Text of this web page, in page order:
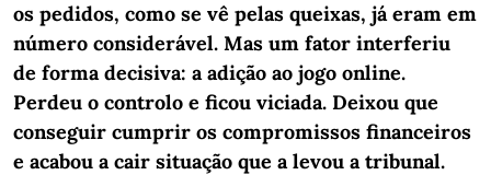
os pedidos, como se vê pelas queixas, já eram em
número considerável. Mas um fator interferiu
de forma decisiva: a adição ao jogo online.
Perdeu o controlo e ficou viciada. Deixou que
conseguir cumprir os compromissos financeiros
e acabou a cair situação que a levou a tribunal.